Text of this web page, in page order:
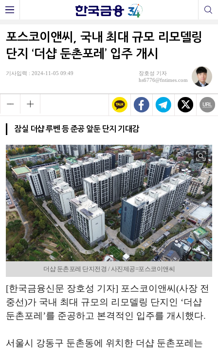
포스코이앤씨, 국내 최대 규모 리모델링
단지 ‘더샵 둔촌포레’ 입주 개시
기사입력 : 2024-11-05 09:49
장호성 기자
hs6776@fntimes.com
잠실 더샵 루벤 등 준공 앞둔 단지 기대감
더샵 둔촌포레 단지전경 / 사진제공=포스코이앤씨
[한국금융신문 장호성 기자] 포스코이앤씨(사장 전
중선)가 국내 최대 규모의 리모델링 단지인 ‘더샵
둔촌포레’를 준공하고 본격적인 입주를 개시했다.
서울시 강동구 둔촌동에 위치한 더샵 둔촌포레는